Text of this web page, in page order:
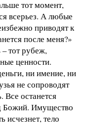
тот момент,
всерьез. А любые
приводят к
после меня?»
тот рубеж,
ценности.
ни имение, ни
не сопроводят
Все останется
Божий. Имущество
исчезнет, тело